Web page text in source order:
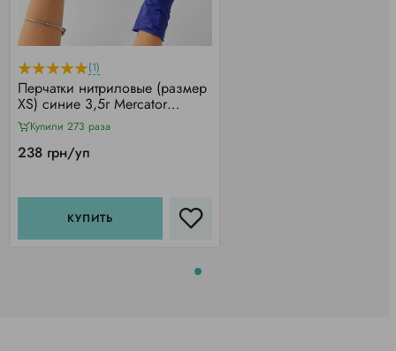
(1)
Перчатки нитриловые (размер
XS) синие 3,5г Mercator
Nitrylex Basic, 100 шт
Купили 273 раза
238 грн/уп
КУПИТЬ